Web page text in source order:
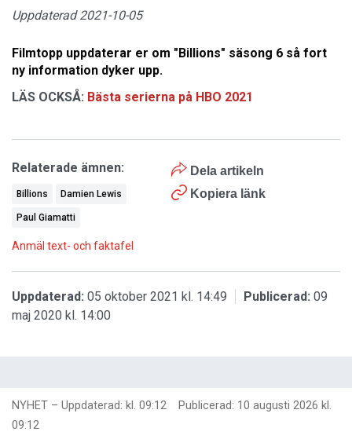
Uppdaterad 2021-10-05
Filmtopp uppdaterar er om "Billions" säsong 6 så fort
ny information dyker upp.
LÄS OCKSÅ: Bästa serierna på HBO 2021
Dela artikeln
Kopiera länk
Relaterade ämnen:
Billions Damien Lewis
Paul Giamatti
Anmäl text- och faktafel
Uppdaterad: 05 oktober 2021 kl. 14:49 Publicerad: 09
maj 2020 kl. 14:00
NYHET – Uppdaterad: kl. 09:12 Publicerad: 10 augusti 2026 kl.
09:12